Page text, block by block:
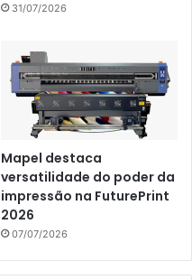
31/07/2026
Mapel destaca
versatilidade do poder da
impressão na FuturePrint
2026
07/07/2026